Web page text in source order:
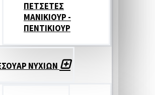
ΠΕΤΣΕΤΕΣ
ΜΑΝΙΚΙΟΥΡ -
ΠΕΝΤΙΚΙΟΥΡ
ΝΥΧΙΩΝ